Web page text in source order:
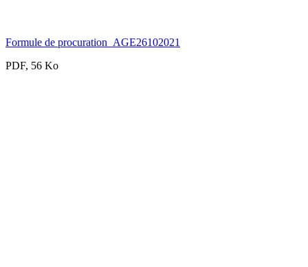
Formule de procuration_AGE26102021
PDF, 56 Ko